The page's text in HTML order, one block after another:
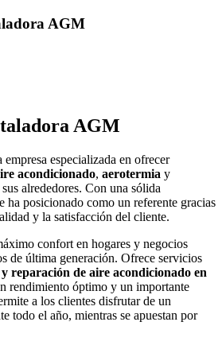
AGM
AGM
empresa especializada en ofrecer
acondicionado, aerotermia y
alrededores. Con una sólida
ha posicionado como un referente gracias
y la satisfacción del cliente.
confort en hogares y negocios
de última generación. Ofrece servicios
reparación de aire acondicionado en
rendimiento óptimo y un importante
a los clientes disfrutar de un
todo el año, mientras se apuestan por